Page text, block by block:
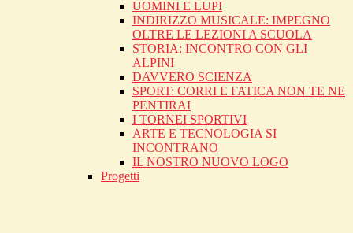
UOMINI E LUPI
INDIRIZZO MUSICALE: IMPEGNO
OLTRE LE LEZIONI A SCUOLA
STORIA: INCONTRO CON GLI
ALPINI
DAVVERO SCIENZA
SPORT: CORRI E FATICA NON TE NE
PENTIRAI
I TORNEI SPORTIVI
ARTE E TECNOLOGIA SI
INCONTRANO
IL NOSTRO NUOVO LOGO
Progetti